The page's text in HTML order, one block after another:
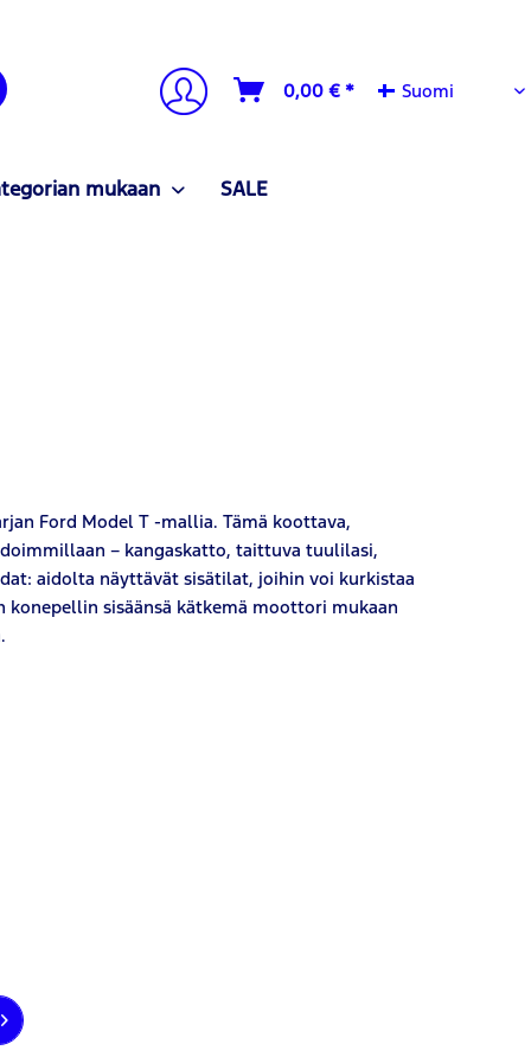
0,00 € * Suomi
Suomi
mukaan SALE
Ford Model T -mallia. Tämä koottava,
– kangaskatto, taittuva tuulilasi,
aidolta näyttävät sisätilat, joihin voi kurkistaa
sisäänsä kätkemä moottori mukaan